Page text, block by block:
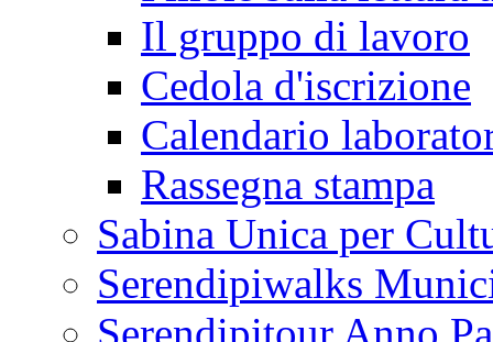
Il gruppo di lavoro
Cedola d'iscrizione
Calendario
Rassegna stampa
Sabina Unica per
Serendipiwalks
Serendipitour Anno